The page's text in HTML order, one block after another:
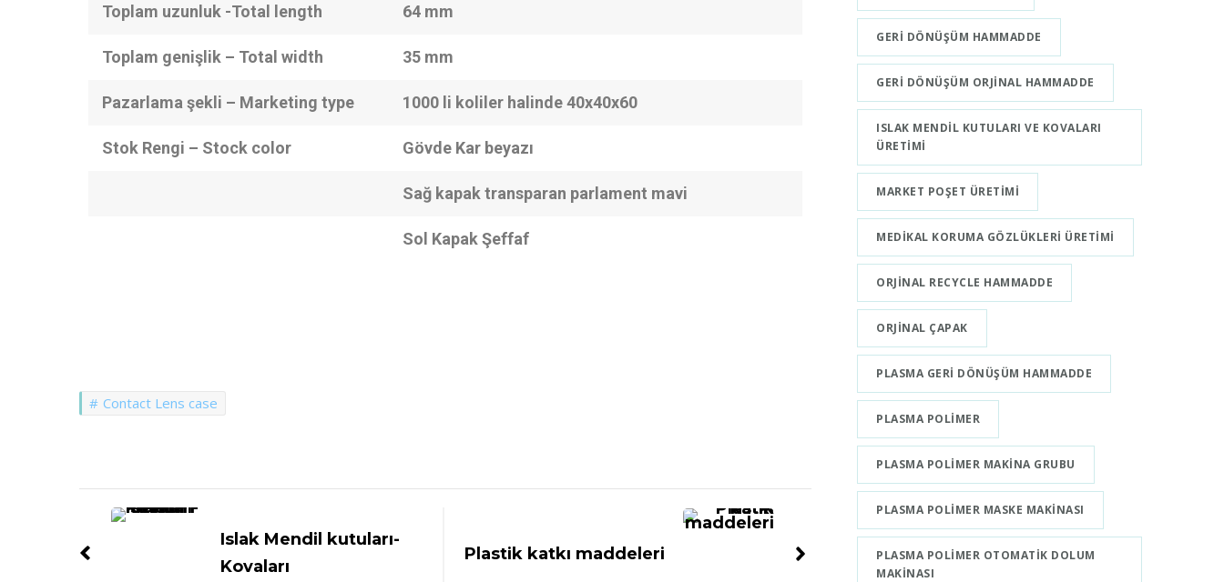
Toplam uzunluk -Total length 64 mm
Toplam genişlik – Total width 35 mm
Pazarlama şekli – Marketing type 1000 li koliler halinde 40x40x60
Stok Rengi – Stock color Gövde Kar beyazı
Sağ kapak transparan parlament mavi
Sol Kapak Şeffaf
Contact Lens case
Islak Mendil kutuları-
Kovaları
Plastik katkı maddeleri
GERI DÖNÜŞÜM HAMMADDE
GERI DÖNÜŞÜM ORJINAL HAMMADDE
ISLAK MENDIL KUTULARI VE KOVALARI
ÜRETIMI
MARKET POŞET ÜRETIMI
MEDIKAL KORUMA GÖZLÜKLERI ÜRETIMI
ORJINAL RECYCLE HAMMADDE
ORJINAL ÇAPAK
PLASMA GERI DÖNÜŞÜM HAMMADDE
PLASMA POLIMER
PLASMA POLIMER MAKINA GRUBU
PLASMA POLIMER MASKE MAKINASI
PLASMA POLIMER OTOMATIK DOLUM
MAKINASI